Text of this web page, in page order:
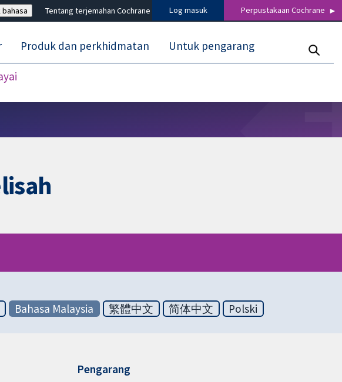
Tentang terjemahan Cochrane Log masuk Perpustakaan Cochrane
Produk dan perkhidmatan Untuk pengarang
Bahasa Malaysia 繁體中文 简体中文 Polski
Pengarang